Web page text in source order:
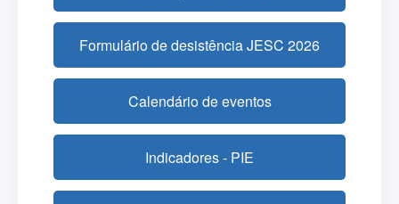
Formulário de desistência JESC 2026
Calendário de eventos
Indicadores - PIE